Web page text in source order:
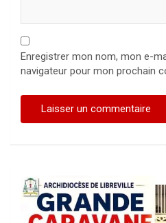
Enregistrer mon nom, mon e-
navigateur pour mon prochain